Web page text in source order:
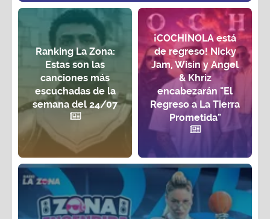
Ranking La Zona:
Estas son las
canciones más
escuchadas de la
semana del 24/07
¡COCHINOLA está
de regreso! Nicky
Jam, Wisin y Angel
& Khriz
encabezarán "El
Regreso a La Tierra
Prometida"